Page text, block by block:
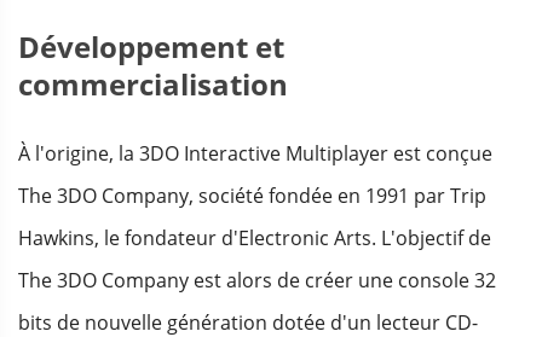
Développement et
commercialisation
À l'origine, la 3DO Interactive Multiplayer est conçue
The 3DO Company, société fondée en 1991 par Trip
Hawkins, le fondateur d'Electronic Arts. L'objectif de
The 3DO Company est alors de créer une console 32
bits de nouvelle génération dotée d'un lecteur CD-